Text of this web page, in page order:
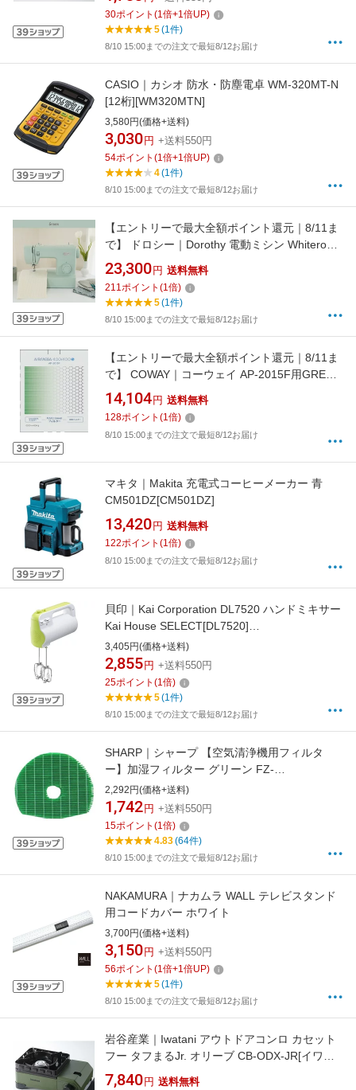
30ポイント (1倍+1倍UP)
5(1件)
8/10 15:00までの注文で最短8/12お届け
CASIO｜カシオ 防水・防塵電卓 WM-320MT-N
[12桁][WM320MTN]
3,580円(価格+送料)
3,030 円 +送料550円
54ポイント (1倍+1倍UP)
4(1件)
8/10 15:00までの注文で最短8/12お届け
【エントリーで最大全額ポイント還元｜8/11ま
で】 ドロシー｜Dorothy 電動ミシン Whiteroom
グリーン NSM1LG [電動ミシン]
23,300 円 送料無料
211ポイント (1倍)
5(1件)
8/10 15:00までの注文で最短8/12お届け
【エントリーで最大全額ポイント還元｜8/11ま
で】 COWAY｜コーウェイ AP-2015F用GREEN
フィルター グリーン[AP2015FGREENフィルタ
ー]
14,104 円 送料無料
128ポイント (1倍)
8/10 15:00までの注文で最短8/12お届け
マキタ｜Makita 充電式コーヒーメーカー 青
CM501DZ[CM501DZ]
13,420 円 送料無料
122ポイント (1倍)
8/10 15:00までの注文で最短8/12お届け
貝印｜Kai Corporation DL7520 ハンドミキサー
Kai House SELECT[DL7520]
【rb_cooking_cpn】
3,405円(価格+送料)
2,855 円 +送料550円
25ポイント (1倍)
5(1件)
8/10 15:00までの注文で最短8/12お届け
SHARP｜シャープ 【空気清浄機用フィルタ
ー】加湿フィルター グリーン FZ-
C100MF[FZC100MF]
2,292円(価格+送料)
1,742 円 +送料550円
15ポイント (1倍)
4.83(64件)
8/10 15:00までの注文で最短8/12お届け
NAKAMURA｜ナカムラ WALL テレビスタンド
用コードカバー ホワイト
3,700円(価格+送料)
3,150 円 +送料550円
56ポイント (1倍+1倍UP)
5(1件)
8/10 15:00までの注文で最短8/12お届け
岩谷産業｜Iwatani アウトドアコンロ カセット
フー タフまるJr. オリーブ CB-ODX-JR[イワタ
ニ カセットコンロ カセットガス]
7,840 円 送料無料